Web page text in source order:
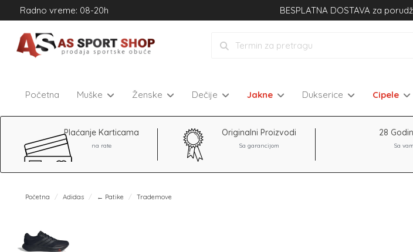
Radno vreme: 08-20h BESPLATNA DOSTAVA za
Početna Muške Ženske Dečije Jakne Dukserice Cipele
Plaćanje Karticama
na rate
Originalni Proizvodi
Sa garancijom
28
Sa
Početna Adidas ← Patike Trademove